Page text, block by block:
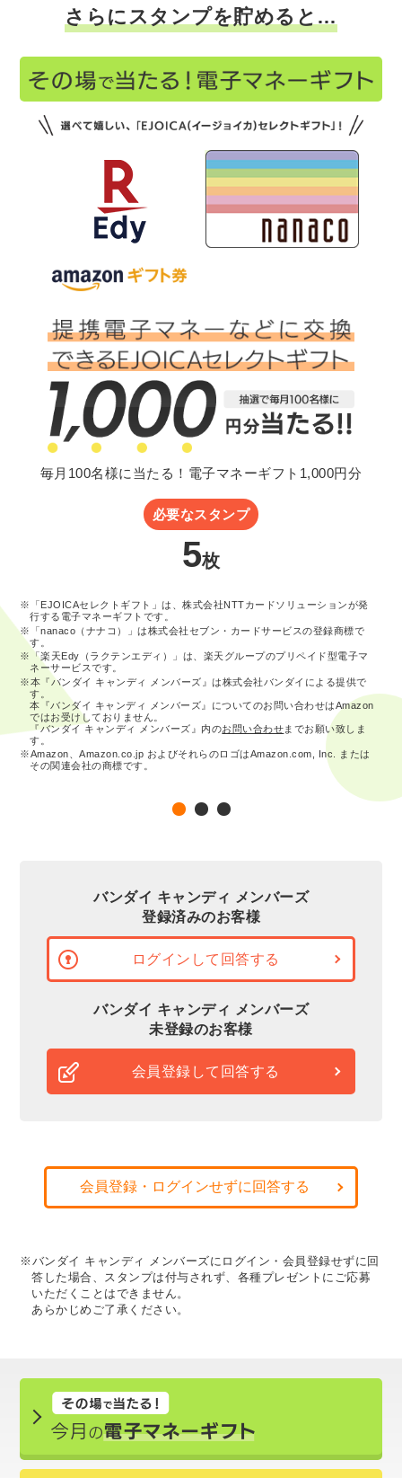
さらにスタンプを貯めると…
毎月100名様に当たる！電子マネーギフト1,000円分
必要なスタンプ
5枚
※「EJOICAセレクトギフト」は、株式会社NTTカードソリューションが発
行する電子マネーギフトです。
※「nanaco（ナナコ）」は株式会社セブン・カードサービスの登録商標で
す。
※「楽天Edy（ラクテンエディ）」は、楽天グループのプリペイド型電子マ
ネーサービスです。
※本『バンダイ キャンディ メンバーズ』は株式会社バンダイによる提供で
す。
本『バンダイ キャンディ メンバーズ』についてのお問い合わせはAmazon
ではお受けしておりません。
『バンダイ キャンディ メンバーズ』内のお問い合わせまでお願い致しま
す。
※Amazon、Amazon.co.jp およびそれらのロゴはAmazon.com, Inc. または
その関連会社の商標です。
バンダイ キャンディ メンバーズ
登録済みのお客様
ログインして回答する
バンダイ キャンディ メンバーズ
未登録のお客様
会員登録して回答する
会員登録・ログインせずに回答する
※バンダイ キャンディ メンバーズにログイン・会員登録せずに回
答した場合、スタンプは付与されず、各種プレゼントにご応募
いただくことはできません。
あらかじめご了承ください。